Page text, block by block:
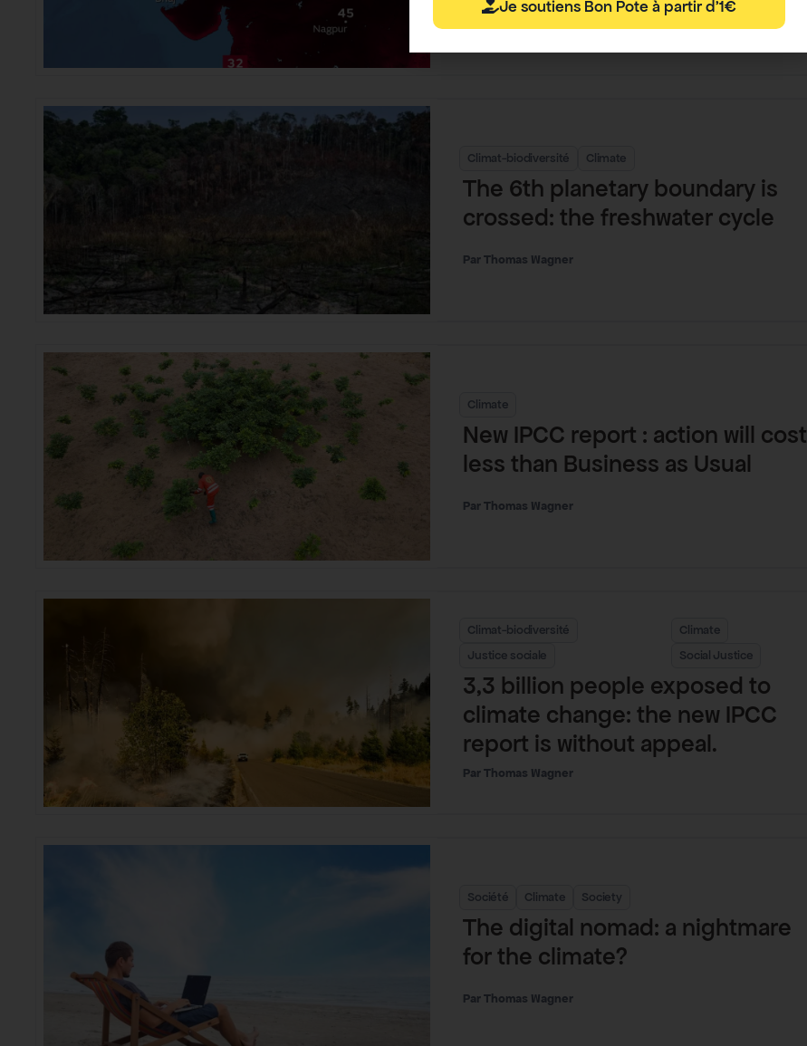
Thomas Wagner
Climat-biodiversité Climate
The 6th planetary boundary is
crossed: the freshwater cycle
Thomas Wagner
Climate
New IPCC report : action will cost
less than Business as Usual
Thomas Wagner
Climat-biodiversité
Justice sociale
Climate
Social Justice
3,3 billion people exposed to
climate change: the new IPCC
report is without appeal.
Thomas Wagner
Société Climate Society
The digital nomad: a nightmare
for the climate?
Thomas Wagner
Je soutiens Bon Pote à partir d'1€